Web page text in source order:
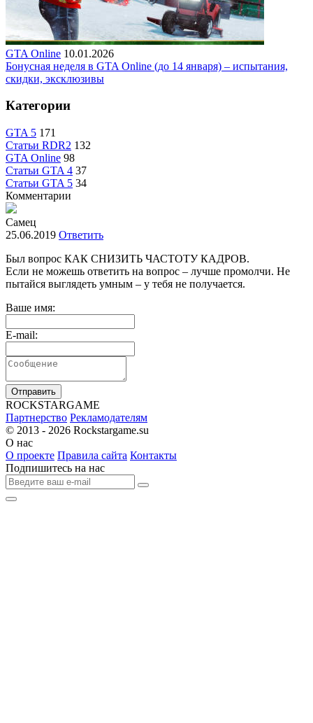
GTA Online 10.01.2026
Бонусная неделя в GTA Online (до 14 января) – испытания,
скидки, эксклюзивы
Категории
GTA 5 171
Статьи RDR2 132
GTA Online 98
Статьи GTA 4 37
Статьи GTA 5 34
Комментарии
Самец
25.06.2019 Ответить
Был вопрос КАК СНИЗИТЬ ЧАСТОТУ КАДРОВ.
Если не можешь ответить на вопрос – лучше промолчи. Не
пытайся выглядеть умным – у тебя не получается.
Ваше имя:
E-mail:
Отправить
ROCKSTARGAME
Партнерство Рекламодателям
© 2013 - 2026 Rockstargame.su
О нас
О проекте Правила сайта Контакты
Подпишитесь на нас